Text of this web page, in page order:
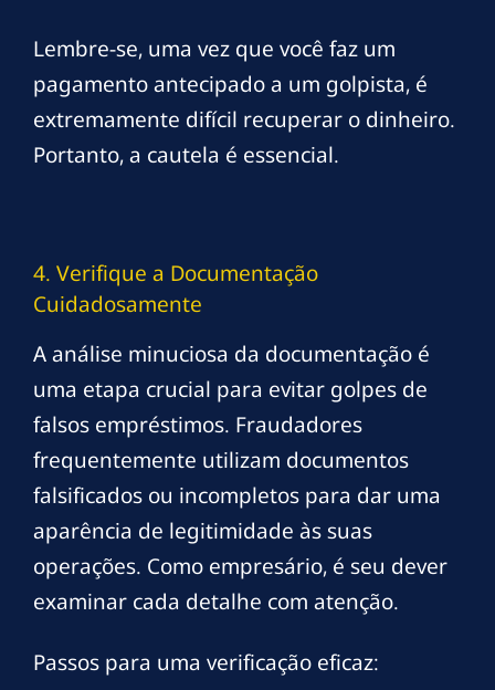
Lembre-se, uma vez que você faz um
pagamento antecipado a um golpista, é
extremamente difícil recuperar o dinheiro.
Portanto, a cautela é essencial.
4. Verifique a Documentação
Cuidadosamente
A análise minuciosa da documentação é
uma etapa crucial para evitar golpes de
falsos empréstimos. Fraudadores
frequentemente utilizam documentos
falsificados ou incompletos para dar uma
aparência de legitimidade às suas
operações. Como empresário, é seu dever
examinar cada detalhe com atenção.
Passos para uma verificação eficaz: